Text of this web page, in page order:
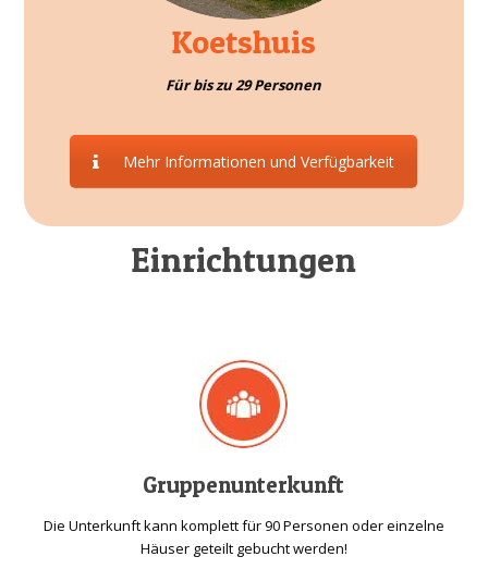
Koetshuis
Für bis zu 29 Personen
Mehr Informationen und Verfügbarkeit
Einrichtungen
Gruppenunterkunft
Die Unterkunft kann komplett für 90 Personen oder einzelne
Häuser geteilt gebucht werden!